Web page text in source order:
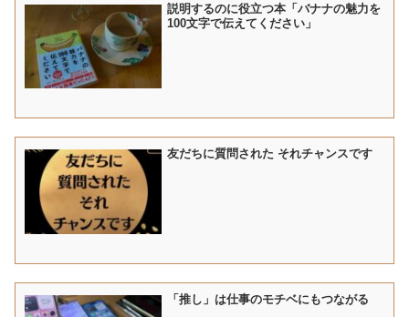
説明するのに役立つ本「バナナの魅力を
100文字で伝えてください」
友だちに質問された それチャンスです
「推し」は仕事のモチベにもつながる